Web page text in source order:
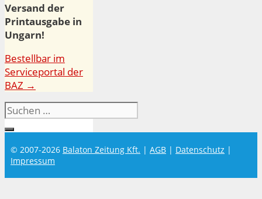
Versand der
Printausgabe in
Ungarn!
Bestellbar im
Serviceportal der
BAZ →
Suchen
nach:
© 2007-2026 Balaton Zeitung Kft. | AGB | Datenschutz |
Impressum